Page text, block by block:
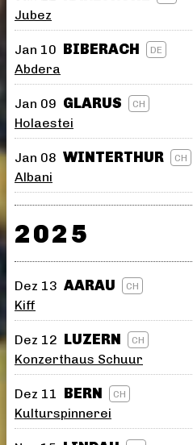
Jubez
Jan 10 DE
BIBERACH
Abdera
Jan 09 CH
GLARUS
Holaestei
Jan 08 CH
WINTERTHUR
Albani
2025
Dez 13 CH
AARAU
Kiff
Dez 12 CH
LUZERN
Konzerthaus Schuur
Dez 11 CH
BERN
Kulturspinnerei